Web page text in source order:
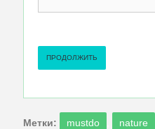
ПРОДОЛЖИТЬ
Метки: mustdo nature